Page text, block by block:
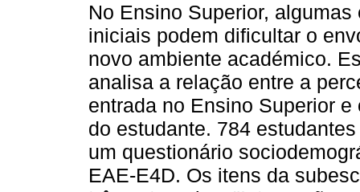
No Ensino Superior, algumas
iniciais podem dificultar o
novo ambiente académico.
analisa a relação entre a
entrada no Ensino Superior
do estudante. 784
um questionário
EAE-E4D. Os itens da